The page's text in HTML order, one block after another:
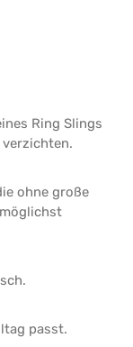
Ring Slings
ohne große
passt.